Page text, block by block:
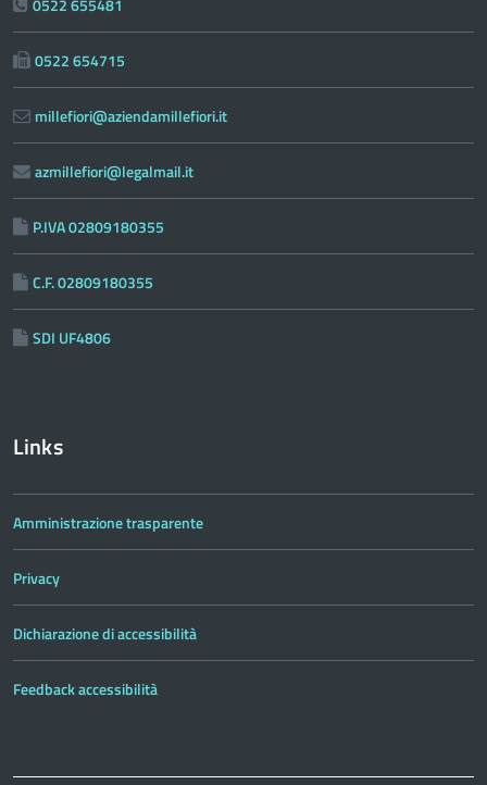
0522 655481
0522 654715
millefiori@aziendamillefiori.it
azmillefiori@legalmail.it
P.IVA 02809180355
C.F. 02809180355
SDI UF4806
Links
Amministrazione trasparente
Privacy
Dichiarazione di accessibilità
Feedback accessibilità